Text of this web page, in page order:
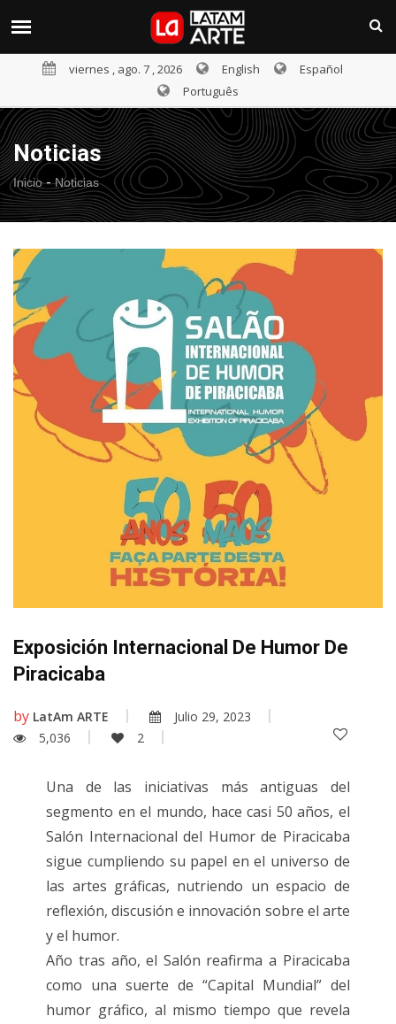
viernes , ago. 7 , 2026 English
Español
Português
Noticias
Inicio- Noticias
Exposición Internacional De Humor De
Piracicaba
by LatAm ARTE
Julio 29, 2023
5,036
2
Una de las iniciativas más antiguas del
segmento en el mundo, hace casi 50 años, el
Salón Internacional del Humor de Piracicaba
sigue cumpliendo su papel en el universo de
las artes gráficas, nutriendo un espacio de
reflexión, discusión e innovación sobre el arte
y el humor.
Año tras año, el Salón reafirma a Piracicaba
como una suerte de “Capital Mundial” del
humor gráfico, al mismo tiempo que revela